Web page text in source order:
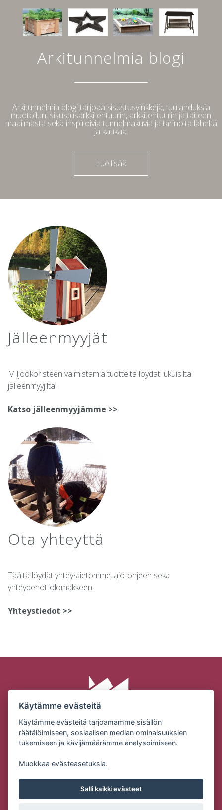
Arkitunnelmia blogi
Arkitunnelmia blogi tarjoaa sisustusvinkkejä, tuulahduksia
muotoilun, sisustusarkkitehtuurin, arkkitehtuurin ja taiteen
maailmasta sekä inspiroivia tunnelmakuvia ja tarinoita läheltä
ja kaukaa.
Lue lisää
Jälleenmyyjät
Miljöökoristeen valmistamia tuotteita löydät lukuisilta
jälleenmyyjiltä.
Katso jälleenmyyjämme >>
Ota yhteyttä
Täältä löydät yhteystietomme, ajo-ohjeen sekä
yhteydenottolomakkeen.
Yhteystiedot >>
32210 LOIMAA
Puh: (02) 76 83101 | Email:
ville.alanen@miljoorakennus.fi
Käytämme evästeitä
Käytämme evästeitä tarjoamamme sisällön
räätälöimiseen, sosiaalisen median ominaisuuksien
tukemiseen ja kävijämäärämme analysoimiseen.
Muokkaa evästeasetuksia.
Salli kaikki evästeet